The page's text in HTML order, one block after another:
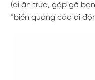
(đi ăn trưa, gặp gỡ
“biển quảng cáo di